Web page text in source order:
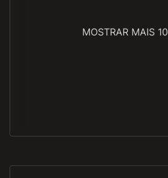
MOSTRAR MAIS 10